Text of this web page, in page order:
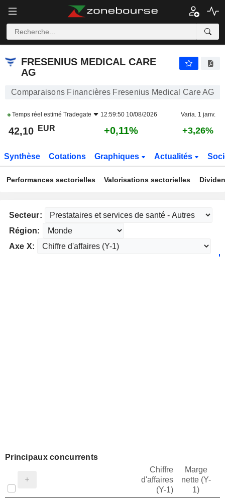
FRESENIUS MEDICAL CARE
AG
Comparaisons Financières Fresenius Medical Care AG
Temps réel estimé Tradegate 12:59:50 10/08/2026 Varia. 1 janv.
42,10 EUR +0,11% +3,26%
Synthèse Cotations Graphiques Actualités
Performances sectorielles Valorisations sectorielles
Secteur:
Région:
Axe X:
Principaux concurrents
Chiffre
d'affaires
(Y-1)
Marge
nette (Y-
1)